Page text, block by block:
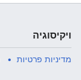
ויקיסוגיה
מדיניות פרטיות